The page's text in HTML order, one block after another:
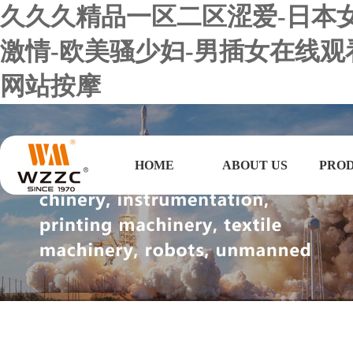
久久久精品一区二区涩爱-日本
激情-欧美骚少妇-男插女在线
网站按摩
HOME ABOUT US